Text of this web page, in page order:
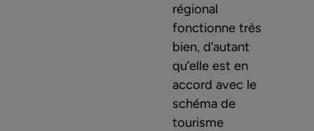
régional
fonctionne très
bien, d’autant
qu’elle est en
accord avec le
schéma de
tourisme